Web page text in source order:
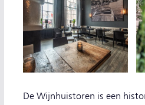
De Wijnhuistoren is een